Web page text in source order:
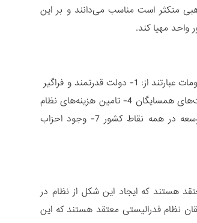
متکثر است مناسب می‌دانند و بر این
واحد مهیا کند.
به طور کلی فدرالیسم ملزوماتی دارد که برای ایجاد نظام فدرالیستی در یک جامعه باید مهیا باشد. این ملزومات عبارتند از: 1- دولت قدرتمند و فراگیر
2- وجود حس مشترک ملی و عدم وجود انگیزه‌های تجزیه طلبانه 3- حفظ استقلال سیاسی و عدم دخالت‌های همسایگان 4- تامین هزینه‌های نظام
بورکراسی فدرالی 5- رشد آگاهی سیاسی در بین توده مردم 6- یکسان بودن روند رشد اقتصادی و توسعه در همه نقاط کشور 7- وجود احزاب
هستند که ایجاد این شکل از نظام در
نظام فدرالیستی معتقد هستند که این